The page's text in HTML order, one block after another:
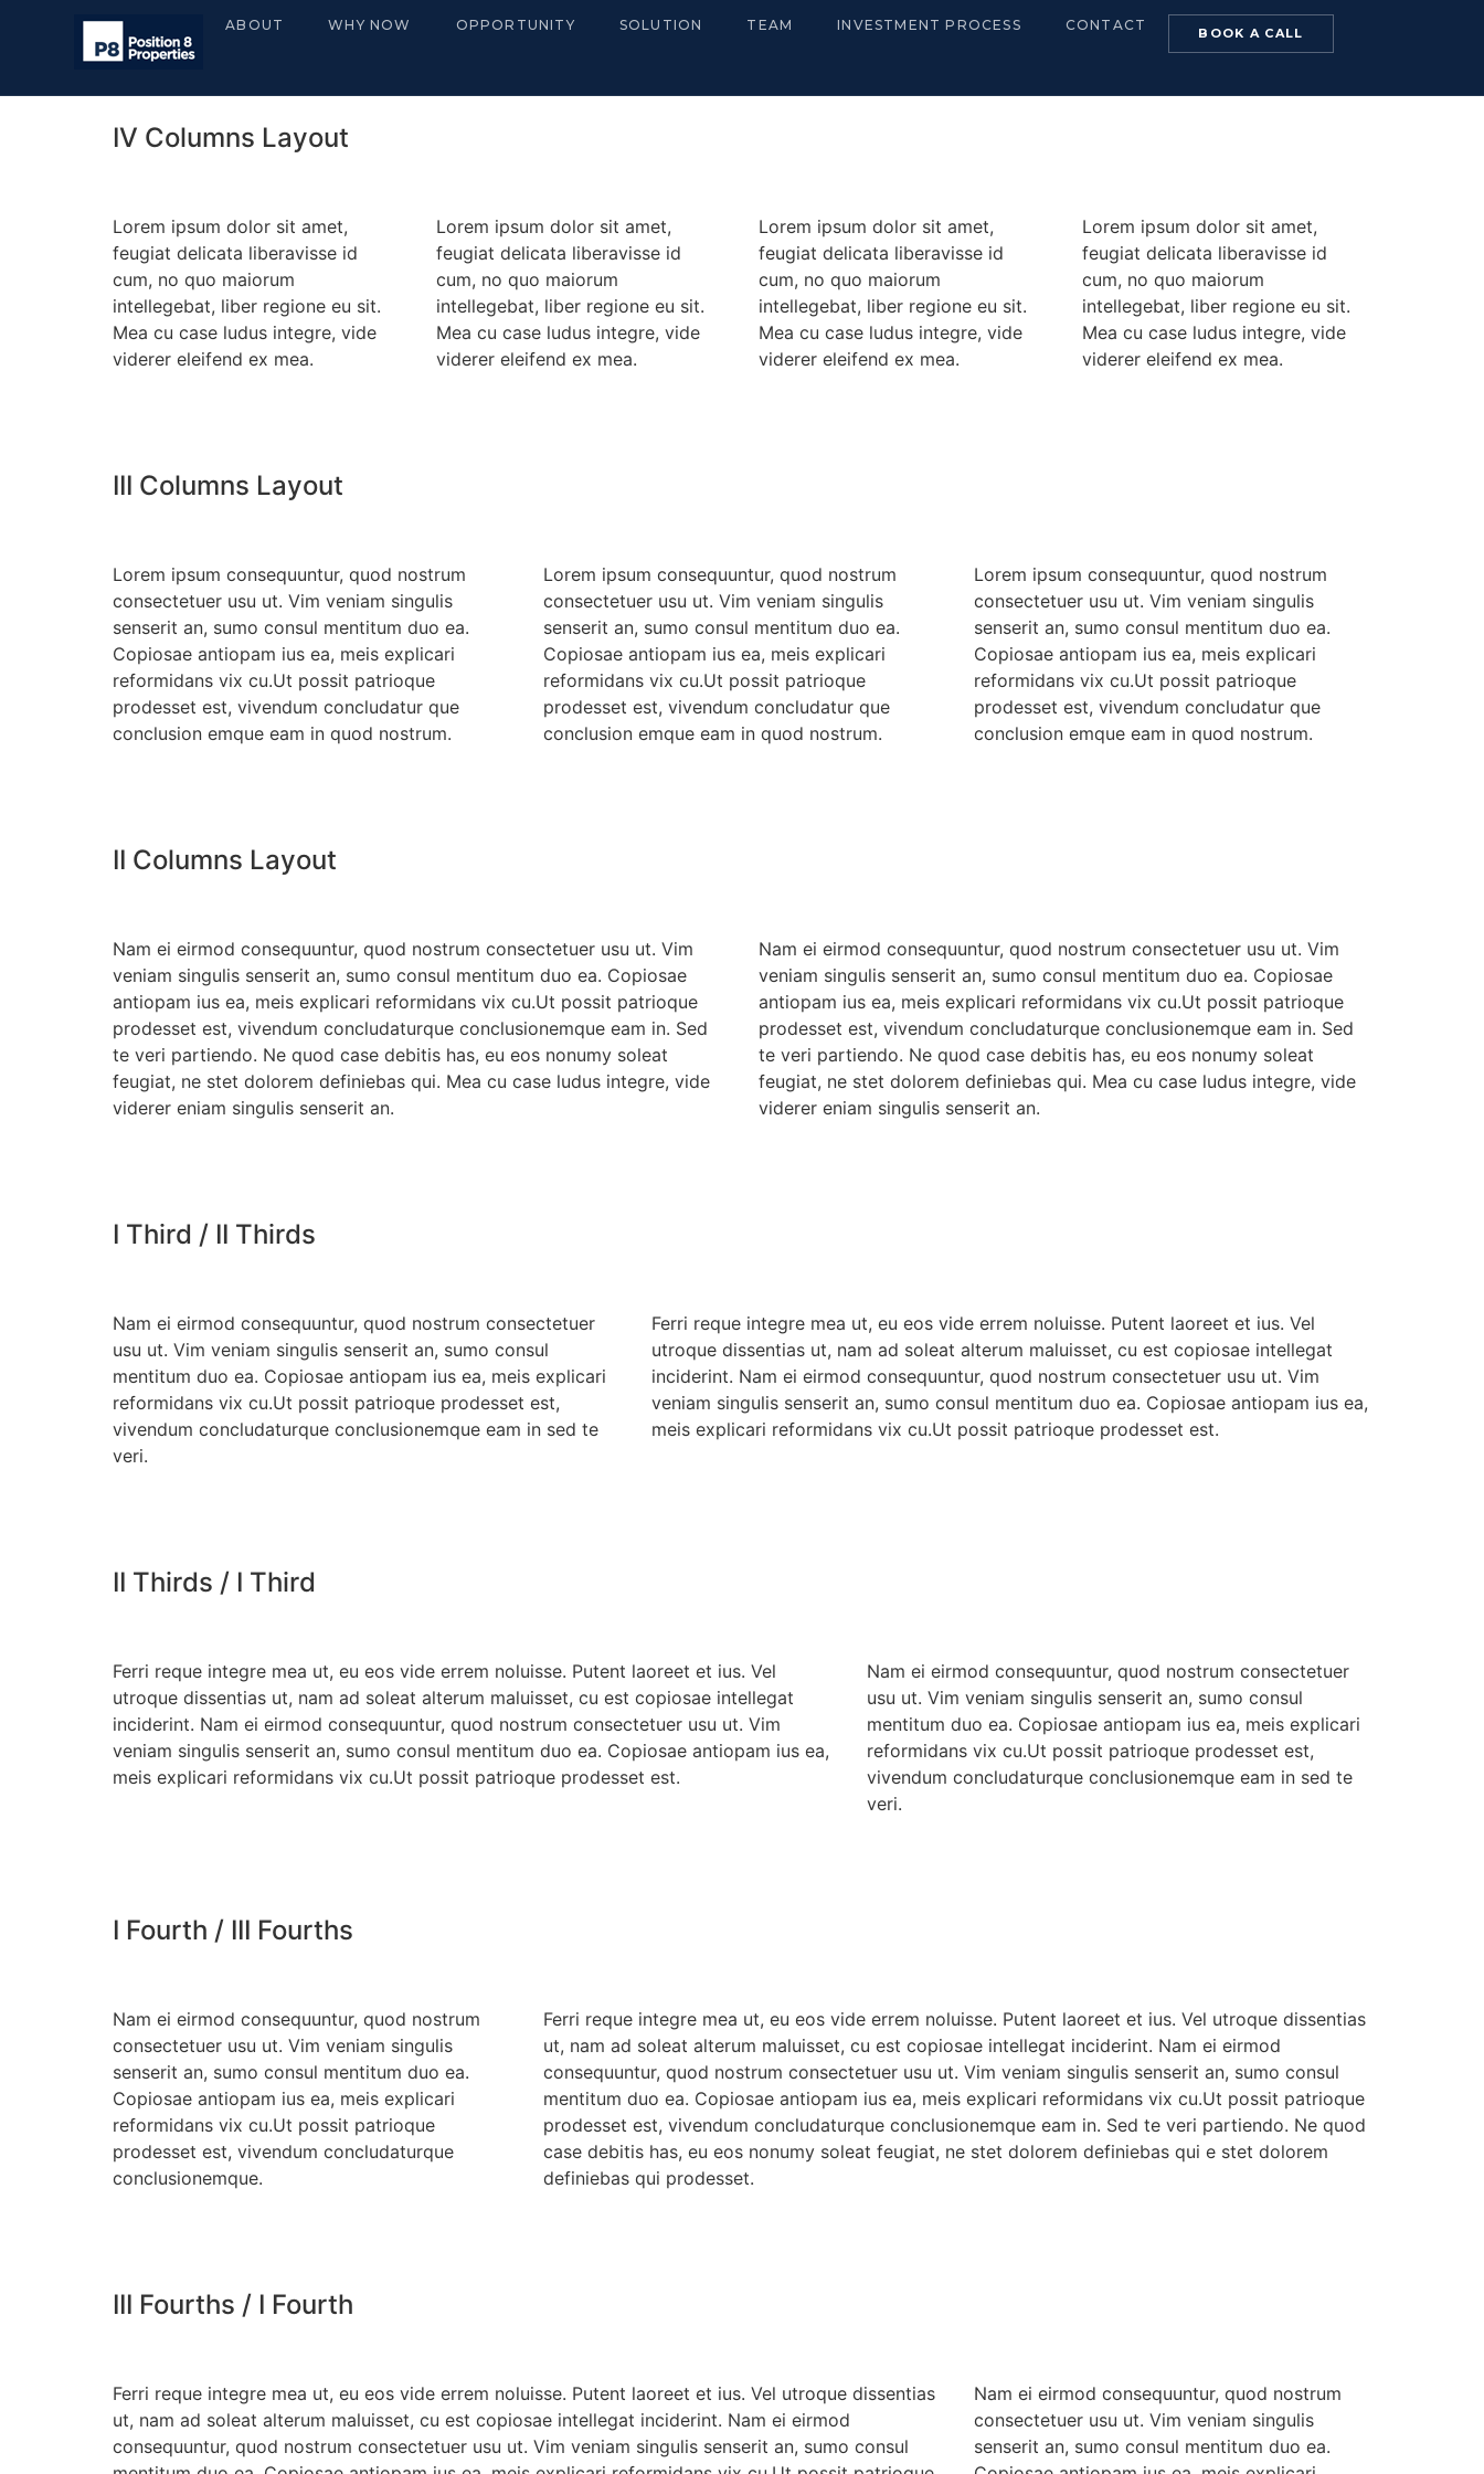
ABOUT WHY NOW OPPORTUNITY SOLUTION TEAM INVESTMENT PROCESS CONTACT BOOK A CALL
IV Columns Layout
Lorem ipsum dolor sit amet,
feugiat delicata liberavisse id
cum, no quo maiorum
intellegebat, liber regione eu sit.
Mea cu case ludus integre, vide
viderer eleifend ex mea.
Lorem ipsum dolor sit amet,
feugiat delicata liberavisse id
cum, no quo maiorum
intellegebat, liber regione eu sit.
Mea cu case ludus integre, vide
viderer eleifend ex mea.
Lorem ipsum dolor sit amet,
feugiat delicata liberavisse id
cum, no quo maiorum
intellegebat, liber regione eu sit.
Mea cu case ludus integre, vide
viderer eleifend ex mea.
Lorem ipsum dolor sit amet,
feugiat delicata liberavisse id
cum, no quo maiorum
intellegebat, liber regione eu sit.
Mea cu case ludus integre, vide
viderer eleifend ex mea.
III Columns Layout
Lorem ipsum consequuntur, quod nostrum
consectetuer usu ut. Vim veniam singulis
senserit an, sumo consul mentitum duo ea.
Copiosae antiopam ius ea, meis explicari
reformidans vix cu.Ut possit patrioque
prodesset est, vivendum concludatur que
conclusion emque eam in quod nostrum.
Lorem ipsum consequuntur, quod nostrum
consectetuer usu ut. Vim veniam singulis
senserit an, sumo consul mentitum duo ea.
Copiosae antiopam ius ea, meis explicari
reformidans vix cu.Ut possit patrioque
prodesset est, vivendum concludatur que
conclusion emque eam in quod nostrum.
Lorem ipsum consequuntur, quod nostrum
consectetuer usu ut. Vim veniam singulis
senserit an, sumo consul mentitum duo ea.
Copiosae antiopam ius ea, meis explicari
reformidans vix cu.Ut possit patrioque
prodesset est, vivendum concludatur que
conclusion emque eam in quod nostrum.
II Columns Layout
Nam ei eirmod consequuntur, quod nostrum consectetuer usu ut. Vim
veniam singulis senserit an, sumo consul mentitum duo ea. Copiosae
antiopam ius ea, meis explicari reformidans vix cu.Ut possit patrioque
prodesset est, vivendum concludaturque conclusionemque eam in. Sed
te veri partiendo. Ne quod case debitis has, eu eos nonumy soleat
feugiat, ne stet dolorem definiebas qui. Mea cu case ludus integre, vide
viderer eniam singulis senserit an.
Nam ei eirmod consequuntur, quod nostrum consectetuer usu ut. Vim
veniam singulis senserit an, sumo consul mentitum duo ea. Copiosae
antiopam ius ea, meis explicari reformidans vix cu.Ut possit patrioque
prodesset est, vivendum concludaturque conclusionemque eam in. Sed
te veri partiendo. Ne quod case debitis has, eu eos nonumy soleat
feugiat, ne stet dolorem definiebas qui. Mea cu case ludus integre, vide
viderer eniam singulis senserit an.
I Third / II Thirds
Nam ei eirmod consequuntur, quod nostrum consectetuer
usu ut. Vim veniam singulis senserit an, sumo consul
mentitum duo ea. Copiosae antiopam ius ea, meis explicari
reformidans vix cu.Ut possit patrioque prodesset est,
vivendum concludaturque conclusionemque eam in sed te
veri.
Ferri reque integre mea ut, eu eos vide errem noluisse. Putent laoreet et ius. Vel
utroque dissentias ut, nam ad soleat alterum maluisset, cu est copiosae intellegat
inciderint. Nam ei eirmod consequuntur, quod nostrum consectetuer usu ut. Vim
veniam singulis senserit an, sumo consul mentitum duo ea. Copiosae antiopam ius ea,
meis explicari reformidans vix cu.Ut possit patrioque prodesset est.
II Thirds / I Third
Ferri reque integre mea ut, eu eos vide errem noluisse. Putent laoreet et ius. Vel
utroque dissentias ut, nam ad soleat alterum maluisset, cu est copiosae intellegat
inciderint. Nam ei eirmod consequuntur, quod nostrum consectetuer usu ut. Vim
veniam singulis senserit an, sumo consul mentitum duo ea. Copiosae antiopam ius ea,
meis explicari reformidans vix cu.Ut possit patrioque prodesset est.
Nam ei eirmod consequuntur, quod nostrum consectetuer
usu ut. Vim veniam singulis senserit an, sumo consul
mentitum duo ea. Copiosae antiopam ius ea, meis explicari
reformidans vix cu.Ut possit patrioque prodesset est,
vivendum concludaturque conclusionemque eam in sed te
veri.
I Fourth / III Fourths
Nam ei eirmod consequuntur, quod nostrum
consectetuer usu ut. Vim veniam singulis
senserit an, sumo consul mentitum duo ea.
Copiosae antiopam ius ea, meis explicari
reformidans vix cu.Ut possit patrioque
prodesset est, vivendum concludaturque
conclusionemque.
Ferri reque integre mea ut, eu eos vide errem noluisse. Putent laoreet et ius. Vel utroque dissentias
ut, nam ad soleat alterum maluisset, cu est copiosae intellegat inciderint. Nam ei eirmod
consequuntur, quod nostrum consectetuer usu ut. Vim veniam singulis senserit an, sumo consul
mentitum duo ea. Copiosae antiopam ius ea, meis explicari reformidans vix cu.Ut possit patrioque
prodesset est, vivendum concludaturque conclusionemque eam in. Sed te veri partiendo. Ne quod
case debitis has, eu eos nonumy soleat feugiat, ne stet dolorem definiebas qui e stet dolorem
definiebas qui prodesset.
III Fourths / I Fourth
Ferri reque integre mea ut, eu eos vide errem noluisse. Putent laoreet et ius. Vel utroque dissentias
ut, nam ad soleat alterum maluisset, cu est copiosae intellegat inciderint. Nam ei eirmod
consequuntur, quod nostrum consectetuer usu ut. Vim veniam singulis senserit an, sumo consul
Nam ei eirmod consequuntur, quod nostrum
consectetuer usu ut. Vim veniam singulis
senserit an, sumo consul mentitum duo ea.